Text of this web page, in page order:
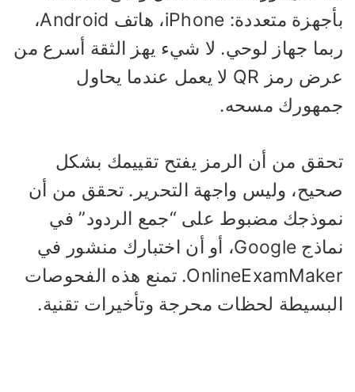
بأجهزة متعددة: iPhone، هاتف Android،
جهاز لوحي. لا شيء يهز الثقة أسرع من
عرض رمز QR لا يعمل عندما يحاول
مسحه.
من أن الرمز يفتح تقييمك بشكل
وليس واجهة التحرير. تحقق من أن
مضبوط على “جمع الردود” في
نماذج Google، أو أن اختبارك منشور في
OnlineExamMaker. تمنع هذه الفحوصات
لحظات محرجة وتأخيرات تقنية.